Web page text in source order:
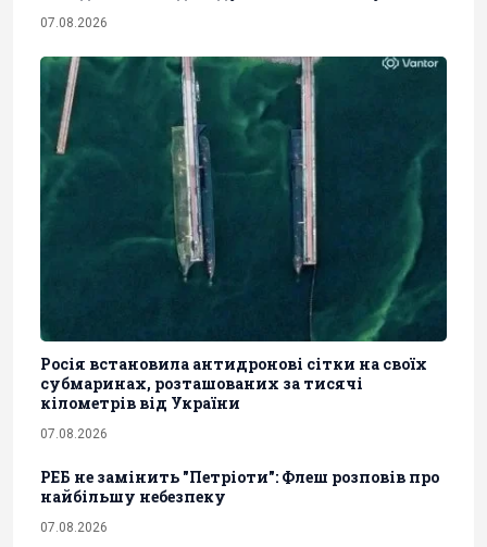
07.08.2026
Росія встановила антидронові сітки на своїх
субмаринах, розташованих за тисячі
кілометрів від України
07.08.2026
РЕБ не замінить "Петріоти": Флеш розповів про
найбільшу небезпеку
07.08.2026